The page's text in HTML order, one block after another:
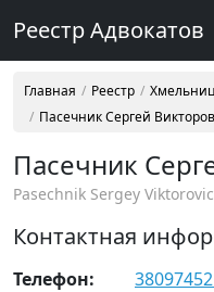
Реестр Адвокатов
Главная Реестр
Пасечник Сергей
Пасечник
Pasechnik Sergey
Контактная
Телефон: